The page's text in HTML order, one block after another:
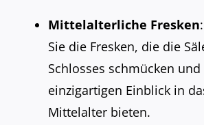
Mittelalterliche Fresken
Sie die Fresken, die die
Schlosses schmücken
einzigartigen Einblick in
Mittelalter bieten.